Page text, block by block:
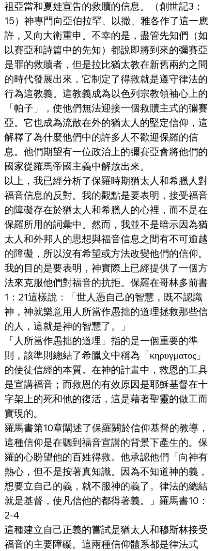
祖亞當和夏娃宣告的救贖的信息。（創世記3：
15）神專門向亞伯拉罕、以撒、雅各作了這一應
許，又向大衛重申。不幸的是，盡管先知們（如
以賽亞和詩篇中的先知）都說即將到來的彌賽亞
是罪的救贖者，但是拉比猶太教在新舊兩約之間
的時代發展出來，它制定了得救就是遵守律法的
行為這教義。這教義成為以色列宗教領袖心上的
「帕子」，使他們無法迎接一個救贖主式的彌賽
亞。它也成為流散在外的猶太人的堅定信仰，這
解釋了為什麼他們中的許多人不歡迎保羅的信
息。他們期望有一位政治上的彌賽亞會將他們的
國家從羅馬帝國主義中解放出來。
以上，我已經分析了保羅時期猶太人和希臘人對
福音信息的反對。我的觀點是要表明，接受福音
的障礙存在於猶太人和希臘人的心裡，而不是在
保羅所用的詞彙中。然而，我並不是暗示因為猶
太人和外邦人的思想與福音信息之間有不可逾越
的障礙，所以沒有希望或方法改變他們的信仰。
我的目的是要表明，神實際上已經提供了一個方
法來克服他們對福音的抗拒。保羅在哥林多前書
1：21這樣說：「世人憑自己的智慧，既不認識
神，神就樂意用人所當作愚拙的道理拯救那些信
的人，這就是神的智慧了。」
「人所當作愚拙的道理」指的是一個重要的準
則，該準則總結了希臘文中稱為「κηρυγματος」
的使徒信經的本質。在神的計畫中，救恩的工具
是宣講福音；而救恩的有效原因是耶穌基督在十
字架上的死和他的復活，這是藉著聖靈的做工而
實現的。
羅馬書第10章闡述了保羅關於信仰基督的教導，
這種信仰是在聽到福音宣講的背景下產生的。保
羅的心盼望他的百姓得救。他承認他們「向神有
熱心，但不是按著真知識。因為不知道神的義，
想要立自己的義，就不服神的義了。律法的總結
就是基督，使凡信他的都得著義。」羅馬書10：
2-4
這種建立自己正義的嘗試是猶太人和穆斯林接受
福音的主要障礙。這兩種信仰體系都是律法式